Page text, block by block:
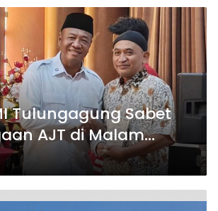
Tulungagung Sabet
AJT di Malam
Dihadiri Bupati